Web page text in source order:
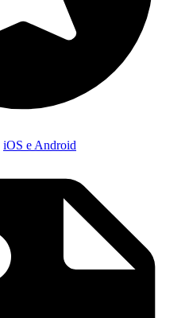
iOS e Android